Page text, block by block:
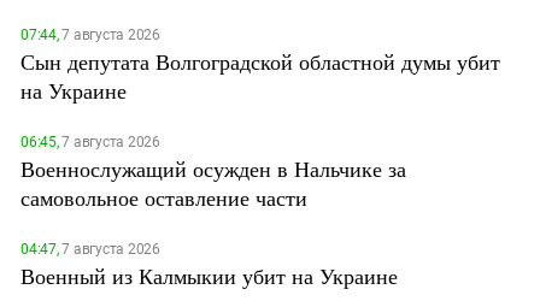
07:44,7 августа 2026
Сын депутата Волгоградской областной думы убит
на Украине
06:45,7 августа 2026
Военнослужащий осужден в Нальчике за
самовольное оставление части
04:47,7 августа 2026
Военный из Калмыкии убит на Украине